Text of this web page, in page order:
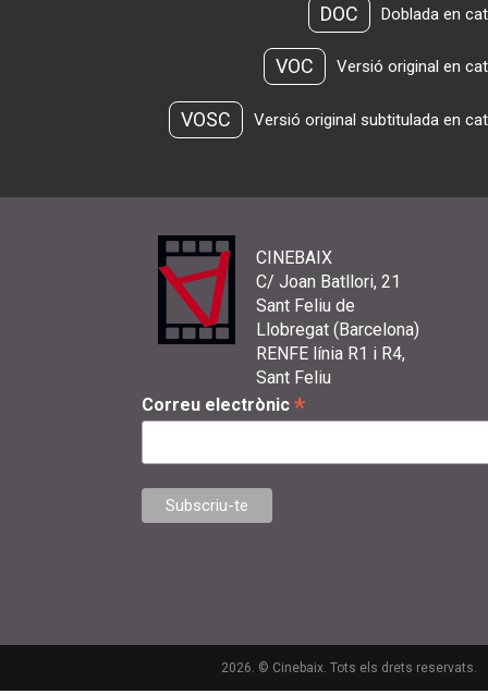
DOC Doblada en
VOC Versió original en
VOSC Versió original subtitulada en
CINEBAIX
C/ Joan Batllori, 21
Sant Feliu de
Llobregat (Barcelona)
RENFE línia R1 i R4,
Sant Feliu
Correu electrònic *
2026. © Cinebaix. Tots els drets reservats.